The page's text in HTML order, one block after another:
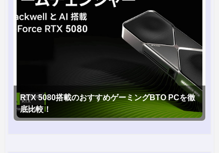
RTX 5080搭載のおすすめゲーミングBTO PCを徹
底比較！